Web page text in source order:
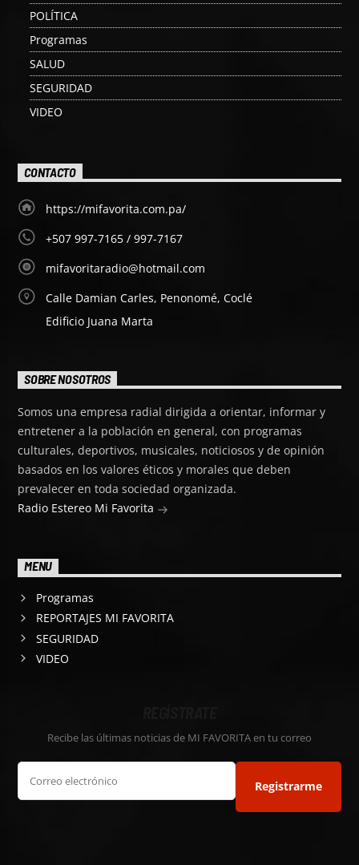
POLÍTICA
Programas
SALUD
SEGURIDAD
VIDEO
CONTACTO
https://mifavorita.com.pa/
+507 997-7165 / 997-7167
mifavoritaradio@hotmail.com
Calle Damian Carles, Penonomé, Coclé
Edificio Juana Marta
SOBRE NOSOTROS
Somos una empresa radial dirigida a orientar, informar y
entretener a la población en general, con programas
culturales, deportivos, musicales, noticiosos y de opinión
basados en los valores éticos y morales que deben
prevalecer en toda sociedad organizada.
Radio Estereo Mi Favorita
MENU
Programas
REPORTAJES MI FAVORITA
SEGURIDAD
VIDEO
Recibe las últimas noticias de MI FAVORITA en tu correo
Registrarme